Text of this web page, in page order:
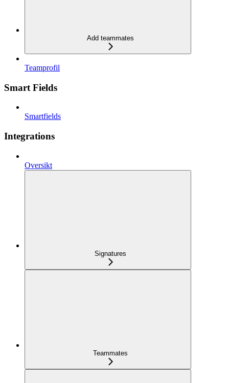
Add teammates
Teamprofil
Smart Fields
Smartfields
Integrations
Oversikt
Signatures
Teammates